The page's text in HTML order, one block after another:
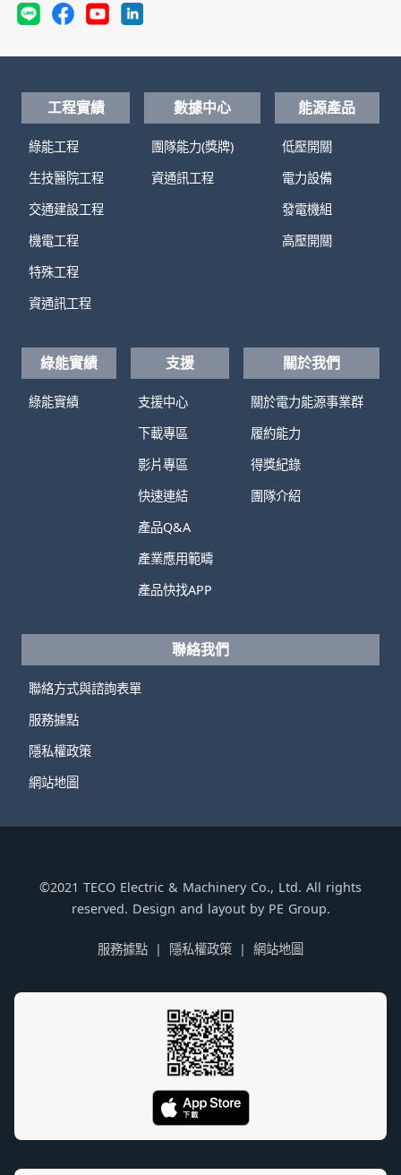
工程實績
綠能工程
生技醫院工程
交通建設工程
機電工程
特殊工程
資通訊工程
數據中心
團隊能力(獎牌)
資通訊工程
能源產品
低壓開關
電力設備
發電機組
高壓開關
綠能實績
綠能實績
支援
支援中心
下載專區
影片專區
快速連結
產品Q&A
產業應用範疇
產品快找APP
關於我們
關於電力能源事業群
履約能力
得獎紀錄
團隊介紹
聯絡我們
聯絡方式與諮詢表單
服務據點
隱私權政策
網站地圖
©2021 TECO Electric & Machinery Co., Ltd. All rights
reserved. Design and layout by PE Group.
服務據點 隱私權政策 網站地圖